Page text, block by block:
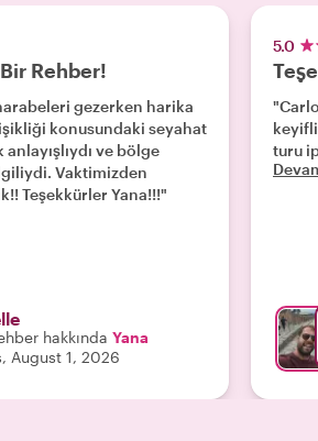
Rehber!
gezerken harika
konusundaki seyahat
anlayışlıydı ve bölge
Vaktimizden
Teşekkürler Yana!!!"
hakkında Yana
August 1, 2026
5.0
"Carlo
keyifli bir turdu!
turu